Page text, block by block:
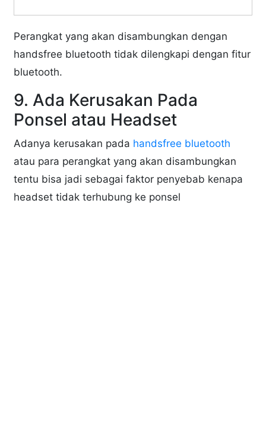
Perangkat yang akan disambungkan dengan
handsfree bluetooth tidak dilengkapi dengan fitur
bluetooth.
9. Ada Kerusakan Pada
Ponsel atau Headset
Adanya kerusakan pada handsfree bluetooth
atau para perangkat yang akan disambungkan
tentu bisa jadi sebagai faktor penyebab kenapa
headset tidak terhubung ke ponsel